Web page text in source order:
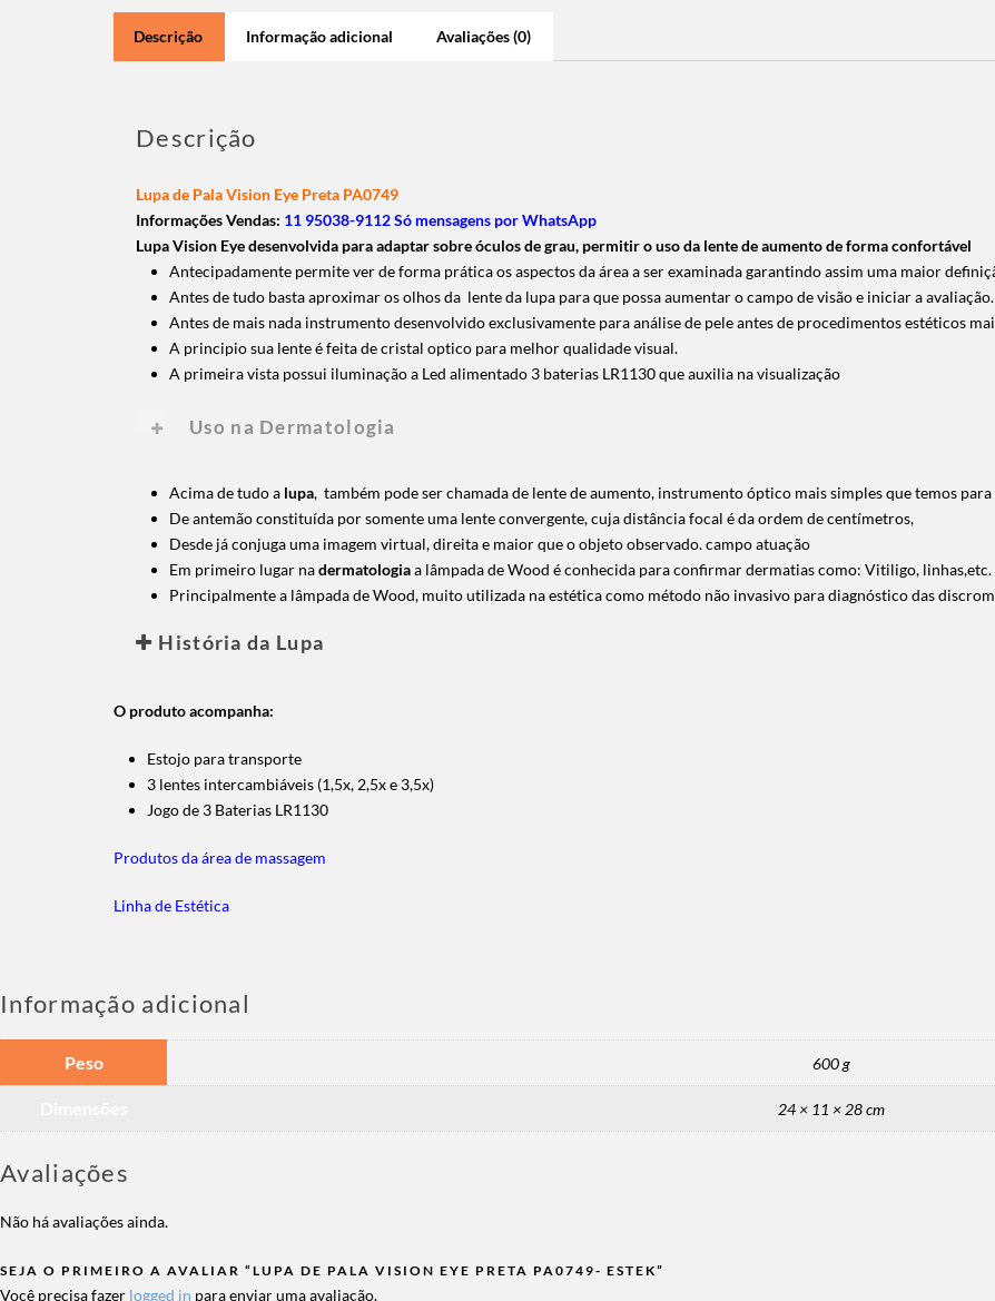
Descrição Informação adicional Avaliações (0)
Descrição
Lupa de Pala Vision Eye Preta PA0749
Informações Vendas: 11 95038-9112 Só mensagens por WhatsApp
Lupa Vision Eye desenvolvida para adaptar sobre óculos de grau, permitir o uso da lente de aumento de forma confortável
Antecipadamente permite ver de forma prática os aspectos da área a ser examinada garantindo assim uma maior
Antes de tudo basta aproximar os olhos da lente da lupa para que possa aumentar o campo de visão e iniciar a avaliação.
Antes de mais nada instrumento desenvolvido exclusivamente para análise de pele antes de procedimentos estéticos
A principio sua lente é feita de cristal optico para melhor qualidade visual.
A primeira vista possui iluminação a Led alimentado 3 baterias LR1130 que auxilia na visualização
Uso na Dermatologia
Acima de tudo a lupa, também pode ser chamada de lente de aumento, instrumento óptico mais simples que temos
De antemão constituída por somente uma lente convergente, cuja distância focal é da ordem de centímetros,
Desde já conjuga uma imagem virtual, direita e maior que o objeto observado. campo atuação
Em primeiro lugar nadermatologiaa lâmpada de Wood é conhecida para confirmar dermatias como: Vitiligo, linhas,etc.
Principalmente a lâmpada de Wood, muito utilizada na estética como método não invasivo para diagnóstico das
História da Lupa
O produto acompanha:
Estojo para transporte
3 lentes intercambiáveis (1,5x, 2,5x e 3,5x)
Jogo de 3 Baterias LR1130
Produtos da área de massagem
Linha de Estética
Informação adicional
Peso 600 g
24 × 11 × 28 cm
Avaliações
Não há avaliações ainda.
SEJA O PRIMEIRO A AVALIAR “LUPA DE PALA VISION EYE PRETA PA0749- ESTEK”
Você precisa fazer logged in para enviar uma avaliação.